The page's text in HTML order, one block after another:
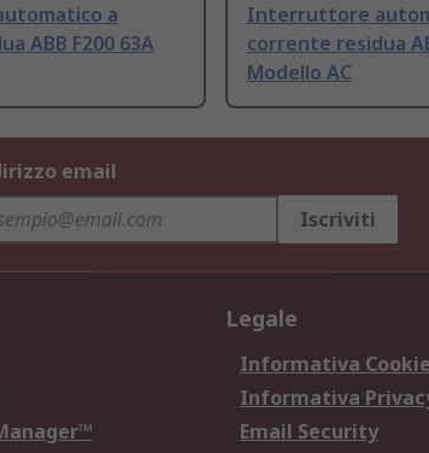
a
ABB F200 63A
Interruttore
corrente residua
Modello AC
email
Iscriviti
Legale
Informativa Cookie
Informativa
Email Security